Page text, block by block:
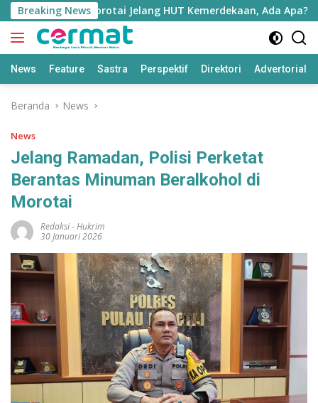
Langsung
ke
konten
Breaking News
di Pulau Morotai Jelang HUT Kemerdekaan, Ada Apa?
News Feature Sastra Perspektif Direktori Advertorial
Beranda News
News
Jelang Ramadan, Polisi Perketat
Berantas Minuman Beralkohol di
Morotai
Redaksi-Hukrim
30 Januari 2026